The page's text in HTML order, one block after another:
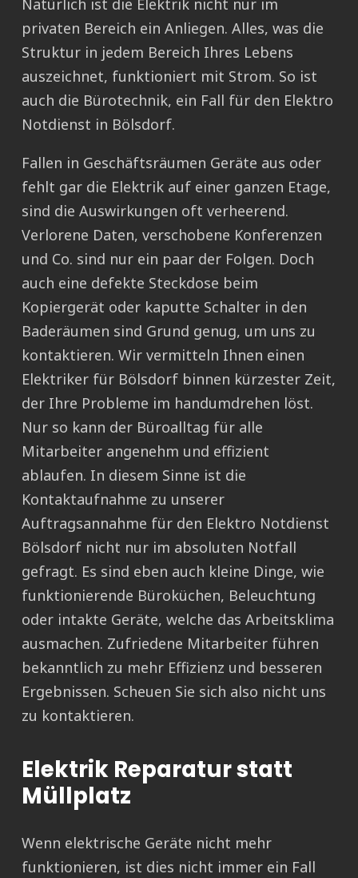
Natürlich ist die Elektrik nicht nur im
privaten Bereich ein Anliegen. Alles, was die
Struktur in jedem Bereich Ihres Lebens
auszeichnet, funktioniert mit Strom. So ist
auch die Bürotechnik, ein Fall für den Elektro
Notdienst in Bölsdorf.
Fallen in Geschäftsräumen Geräte aus oder
fehlt gar die Elektrik auf einer ganzen Etage,
sind die Auswirkungen oft verheerend.
Verlorene Daten, verschobene Konferenzen
und Co. sind nur ein paar der Folgen. Doch
auch eine defekte Steckdose beim
Kopiergerät oder kaputte Schalter in den
Baderäumen sind Grund genug, um uns zu
kontaktieren. Wir vermitteln Ihnen einen
Elektriker für Bölsdorf binnen kürzester Zeit,
der Ihre Probleme im handumdrehen löst.
Nur so kann der Büroalltag für alle
Mitarbeiter angenehm und effizient
ablaufen. In diesem Sinne ist die
Kontaktaufnahme zu unserer
Auftragsannahme für den Elektro Notdienst
Bölsdorf nicht nur im absoluten Notfall
gefragt. Es sind eben auch kleine Dinge, wie
funktionierende Büroküchen, Beleuchtung
oder intakte Geräte, welche das Arbeitsklima
ausmachen. Zufriedene Mitarbeiter führen
bekanntlich zu mehr Effizienz und besseren
Ergebnissen. Scheuen Sie sich also nicht uns
zu kontaktieren.
Elektrik Reparatur statt
Müllplatz
Wenn elektrische Geräte nicht mehr
funktionieren, ist dies nicht immer ein Fall